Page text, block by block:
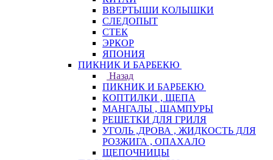
ВВЕРТЫШИ КОЛЫШКИ
СЛЕДОПЫТ
СТЕК
ЭРКОР
ЯПОНИЯ
ПИКНИК И БАРБЕКЮ
Назад
ПИКНИК И БАРБЕКЮ
КОПТИЛКИ , ЩЕПА
МАНГАЛЫ , ШАМПУРЫ
РЕШЕТКИ ДЛЯ ГРИЛЯ
УГОЛЬ ,ДРОВА , ЖИДКОСТЬ ДЛЯ
РОЗЖИГА , ОПАХАЛО
ЩЕПОЧНИЦЫ